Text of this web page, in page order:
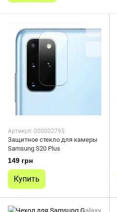
Артикул: 000002795
Защитное стекло для камеры
Samsung S20 Plus
149 грн
Купить